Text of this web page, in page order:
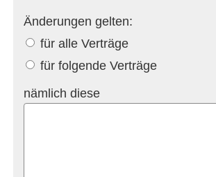
Änderungen gelten:
für alle Verträge
für folgende Verträge
nämlich diese